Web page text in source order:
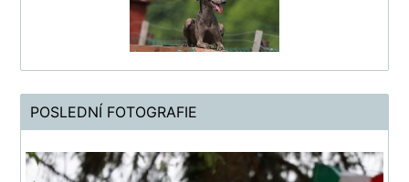
POSLEDNÍ FOTOGRAFIE